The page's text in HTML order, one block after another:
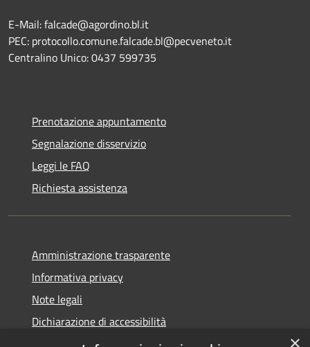
E-Mail: falcade@agordino.bl.it
PEC: protocollo.comune.falcade.bl@pecveneto.it
Centralino Unico: 0437 599735
Prenotazione appuntamento
Segnalazione disservizio
Leggi le FAQ
Richiesta assistenza
Amministrazione trasparente
Informativa privacy
Note legali
Dichiarazione di accessibilità
Dichiarazione di accessibilità App Municipium